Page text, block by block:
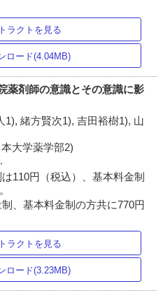
ラクトを見る
ロード(4.04MB)
薬剤師の意識とその意識に影
緒方賢次1), 吉田裕樹1), 山
大学薬学部2)
110円（税込）、基本料金制
、基本料金制の方共に770円
ラクトを見る
ロード(3.23MB)